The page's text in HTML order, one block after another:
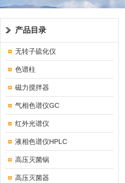
产品目录
无转子硫化仪
色谱柱
磁力搅拌器
气相色谱仪GC
红外光谱仪
液相色谱仪HPLC
高压灭菌锅
高压灭菌器